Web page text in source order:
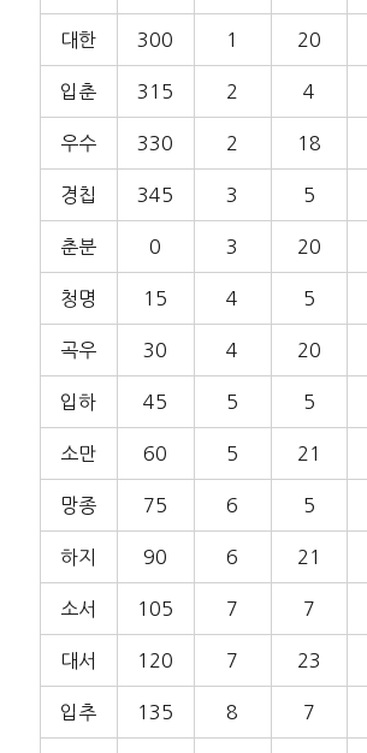
대한 300 1 20
입춘 315 2 4
우수 330 2 18
경칩 345 3 5
춘분 0 3 20
청명 15 4 5
곡우 30 4 20
입하 45 5 5
소만 60 5 21
망종 75 6 5
하지 90 6 21
소서 105 7 7
대서 120 7 23
입추 135 8 7